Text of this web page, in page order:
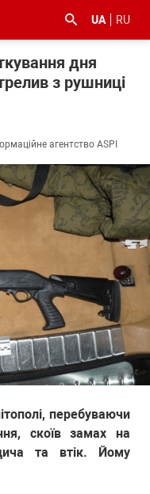
UA RU
дня
з рушниці
агентство ASPI
перебуваючи
скоїв замах на
та втік. Йому
#коронавірус